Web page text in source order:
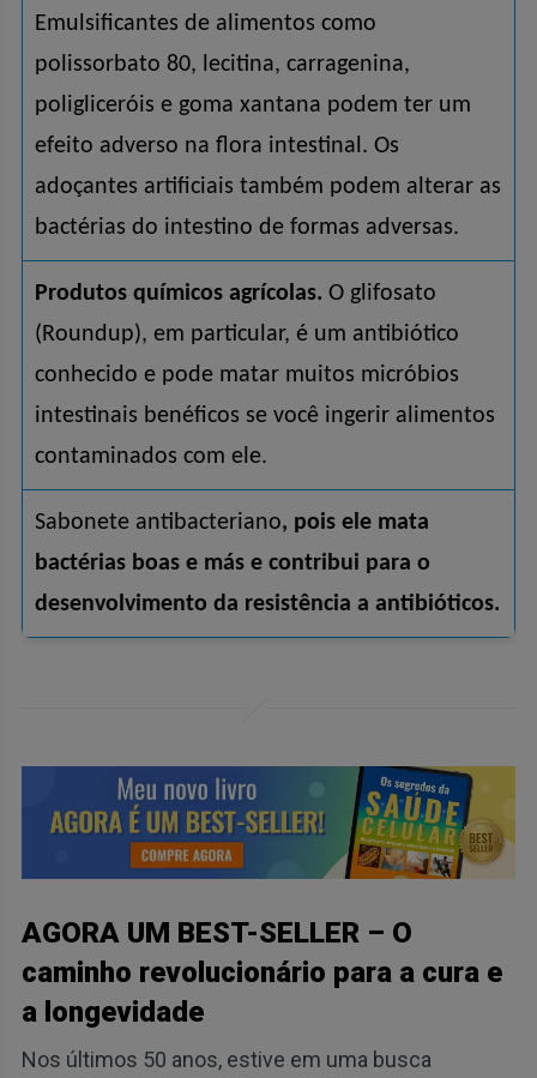
Emulsificantes de alimentos como
polissorbato 80, lecitina, carragenina,
poligliceróis e goma xantana podem ter um
efeito adverso na flora intestinal. Os
adoçantes artificiais também podem alterar as
bactérias do intestino de formas adversas.
Produtos químicos agrícolas. O glifosato
(Roundup), em particular, é um antibiótico
conhecido e pode matar muitos micróbios
intestinais benéficos se você ingerir alimentos
contaminados com ele.
Sabonete antibacteriano, pois ele mata
bactérias boas e más e contribui para o
desenvolvimento da resistência a antibióticos.
AGORA UM BEST-SELLER – O
caminho revolucionário para a cura e
a longevidade
Nos últimos 50 anos, estive em uma busca